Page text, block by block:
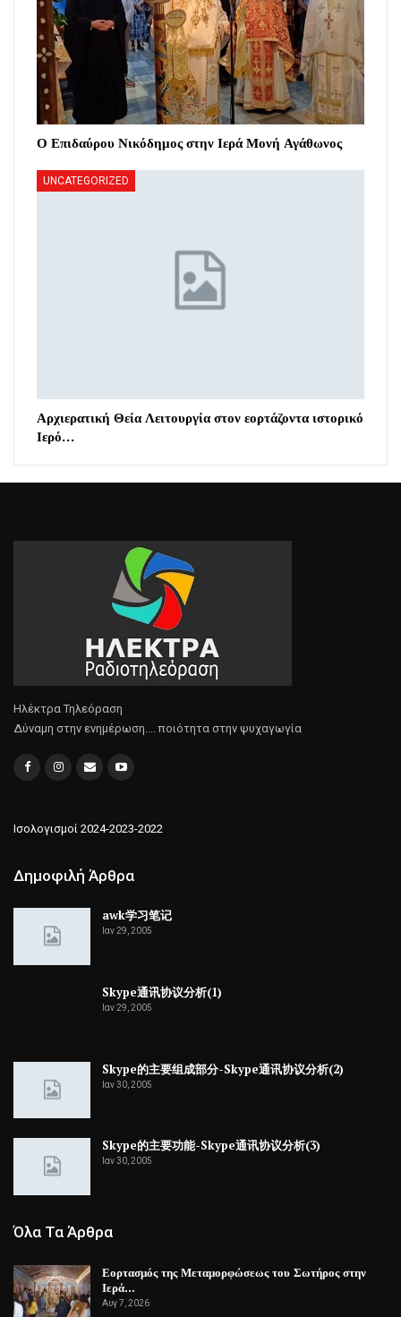
Ο Επιδαύρου Νικόδημος στην Ιερά Μονή Αγάθωνος
UNCATEGORIZED
Αρχιερατική Θεία Λειτουργία στον εορτάζοντα ιστορικό
Ιερό…
Ηλέκτρα Τηλεόραση
Δύναμη στην ενημέρωση.... ποιότητα στην ψυχαγωγία
Ισολογισμοί 2024-2023-2022
Δημοφιλή Άρθρα
awk学习笔记
Ιαν 29, 2005
Skype通讯协议分析(1)
Ιαν 29, 2005
Skype的主要组成部分-Skype通讯协议分析(2)
Ιαν 30, 2005
Skype的主要功能-Skype通讯协议分析(3)
Ιαν 30, 2005
Όλα Τα Άρθρα
Εορτασμός της Μεταμορφώσεως του Σωτήρος στην
Ιερά…
Αυγ 7, 2026